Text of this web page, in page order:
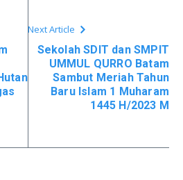
Next Article
Sekolah SDIT dan SMPIT
UMMUL QURRO Batam
Sambut Meriah Tahun
Baru Islam 1 Muharam
1445 H/2023 M